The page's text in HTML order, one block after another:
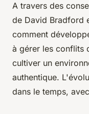
A travers des
de David Bradford
comment
à gérer les conflits
cultiver un
authentique.
dans le temps,